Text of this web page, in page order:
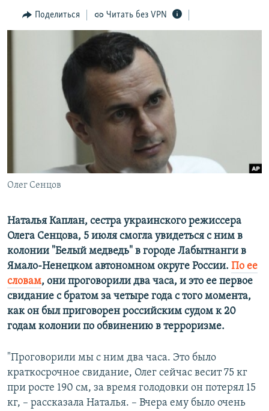
ТЕЛЕПРОЕКТ КРЫМ.РЕАЛИИ
СОВЕТЫ ПРАВОЗАЩИТНИКОВ
ПРОПАВШИЕ БЕЗ ВЕСТИ
ПОБЕДИТЕЛЕЙ НЕ СУДЯТ?
КРЫМ.НЕПОКОРЕННЫЙ
УКРАИНСКАЯ ПРОБЛЕМА КРЫМА
ПРИСОЕДИНЯЙТЕСЬ!
Все сайты RFE/RL
Поделиться Читать без VPN
Олег Сенцов
Наталья Каплан, сестра украинского режиссера
Олега Сенцова, 5 июля смогла увидеться с ним в
колонии "Белый медведь" в городе Лабытнанги в
Ямало-Ненецком автономном округе России. По ее
словам, они проговорили два часа, и это ее первое
свидание с братом за четыре года с того момента,
как он был приговорен российским судом к 20
годам колонии по обвинению в терроризме.
"Проговорили мы с ним два часа. Это было
краткосрочное свидание, Олег сейчас весит 75 кг
при росте 190 см, за время голодовки он потерял 15
кг, – рассказала Наталья. – Вчера ему было очень